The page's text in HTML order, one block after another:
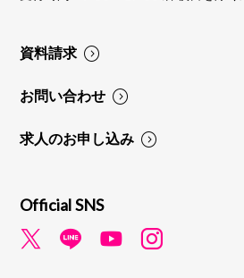
資料請求
お問い合わせ
求人のお申し込み
Official SNS